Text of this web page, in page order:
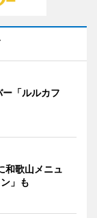
「ルルカフ
和歌山メニュ
」も